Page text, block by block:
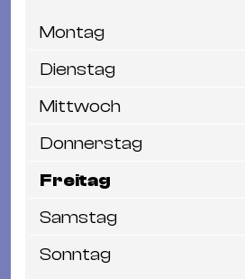
Montag
Dienstag
Mittwoch
Donnerstag
Freitag
Samstag
Sonntag